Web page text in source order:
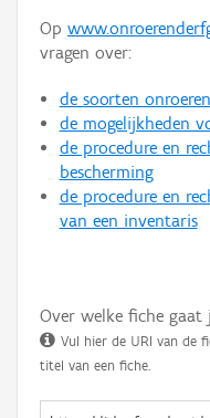
Op
vragen over:
de soorten
de mogelijkheden
de procedure en
bescherming
de procedure en
van een inventaris
Over welke fiche gaat
Vul hier de URI van de
titel van een fiche.